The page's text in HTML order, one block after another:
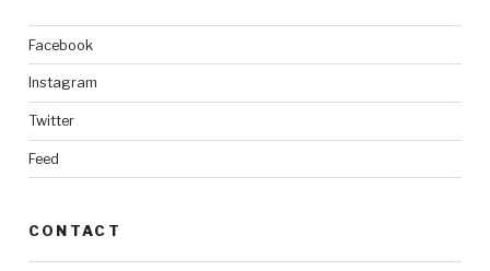
Facebook
Instagram
Twitter
Feed
CONTACT